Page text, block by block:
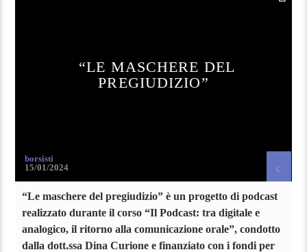
“LE MASCHERE DEL
PREGIUDIZIO”
borsisti
15/01/2024
“Le maschere del pregiudizio” è un progetto di podcast
realizzato durante il corso “Il Podcast: tra digitale e
analogico, il ritorno alla comunicazione orale”, condotto
dalla dott.ssa Dina Curione e finanziato con i fondi per